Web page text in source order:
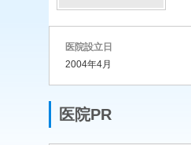
医院設立日
2004年4月
医院PR